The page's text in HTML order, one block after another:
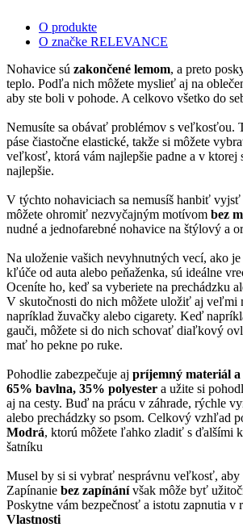
O produkte
O značke RELEVANCE
Nohavice sú zakončené lemom, a preto
teplo. Podľa nich môžete myslieť aj na
aby ste boli v pohode. A celkovo všetko do
Nemusíte sa obávať problémov s veľkosťou.
páse čiastočne elastické, takže si môžete
veľkosť, ktorá vám najlepšie padne a v ktorej
najlepšie.
V týchto nohaviciach sa nemusíš hanbiť
môžete ohromiť nezvyčajným motívom bez
nudné a jednofarebné nohavice na štýlový a
Na uloženie vašich nevyhnutných vecí, ako
kľúče od auta alebo peňaženka, sú ideálne
Oceníte ho, keď sa vyberiete na prechádzku
V skutočnosti do nich môžete uložiť aj veľmi
napríklad žuvačky alebo cigarety. Keď
gauči, môžete si do nich schovať diaľkový
mať ho pekne po ruke.
Pohodlie zabezpečuje aj príjemný materiál a
65% bavlna, 35% polyester a užite si
aj na cesty. Buď na prácu v záhrade, rýchle
alebo prechádzky so psom. Celkový vzhľad
Modrá, ktorú môžete ľahko zladiť s ďalšími
šatníku
Musel by si si vybrať nesprávnu veľkosť, aby
Zapínanie bez zapínánívšak môže byť
Poskytne vám bezpečnosť a istotu zapnutia v
Vlastnosti